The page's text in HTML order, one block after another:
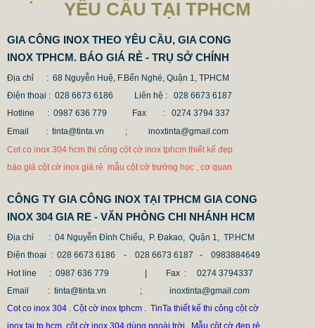
CỘT INOX 304 NÂNG HẠ
685.700 VNĐ865.700 VNĐ
YÊU CẦU TẠI TPHCM
GIA CÔNG INOX THEO YÊU CẦU, GIA CONG
INOX TPHCM. BÁO GIÁ RẺ - TRỤ SỞ CHÍNH
Địa chỉ : 68 Nguyễn Huệ, F.Bến Nghé, Quận 1, TPHCM
Điện thoại : 028 6673 6186
Liên hệ : 028 6673 6187
Hotline : 0987 636 779 Fax
: 0274 3794 337
Email : tinta@tinta.vn ;
inoxtinta@gmail.com
Cot co inox 304 hcm thi công cột cờ inox tphcm thiết kế đẹp
báo giá cột cờ inox giá rẻ mẫu cột cờ trường học , cơ quan
CÔNG TY GIA CÔNG INOX TẠI TPHCM GIA CONG
INOX 304 GIA RE - VĂN PHÒNG CHI NHÁNH HCM
Địa chỉ
: 04 Nguyễn Đình Chiểu, P. Đakao, Quận 1, TP.HCM
Điện thoại : 028 6673 6186 - 028 6673 6187 -
0983884649
Hot line
: 0987 636 779 | Fax :
0274 3794337
Email
: tinta@tinta.vn ; inoxtinta@gmail.com
Cot co inox 304 . Cột cờ inox tphcm . TinTa thiết kế thi công cột cờ
inox tại tp hcm, cột cờ inox 304 dùng ngoài trời. Mẫu cột cờ đẹp rẻ.